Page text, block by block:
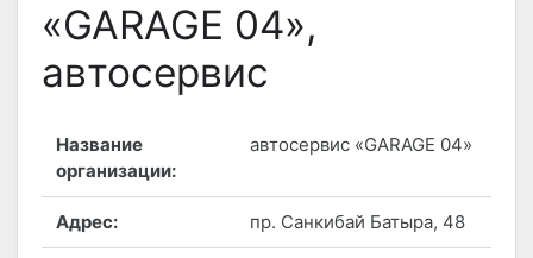
«GARAGE 04»,
автосервис
Название
организации:
автосервис «GARAGE 04»
Адрес: пр. Санкибай Батыра, 48